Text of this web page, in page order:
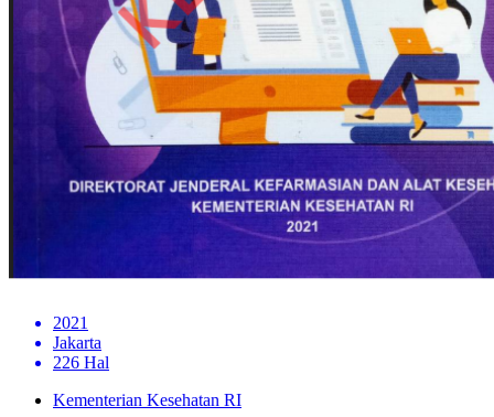
2021
Jakarta
226 Hal
Kementerian Kesehatan RI